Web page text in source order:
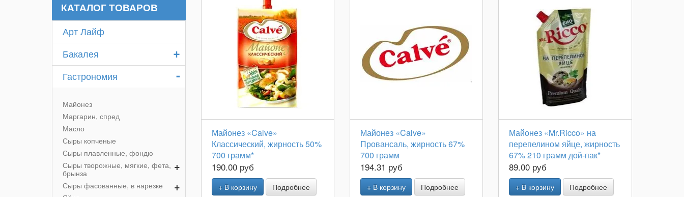
Майонез «Calve»
Классический, жирность 50%
700 грамм*
190.00 руб
+ В корзину Подробнее
Майонез «Calve»
Провансаль, жирность 67%
700 грамм
194.31 руб
+ В корзину Подробнее
Майонез «Mr.Ricco» на
перепелином яйце, жирность
67% 210 грамм дой-пак*
89.00 руб
+ В корзину Подробнее
КАТАЛОГ ТОВАРОВ
Арт Лайф
+
Бакалея
-
Гастрономия
Майонез
Маргарин, спред
Масло
Сыры копченые
Сыры плавленные, фондю
+
Сыры творожные, мягкие, фета,
брынза
+
Сыры фасованные, в нарезке